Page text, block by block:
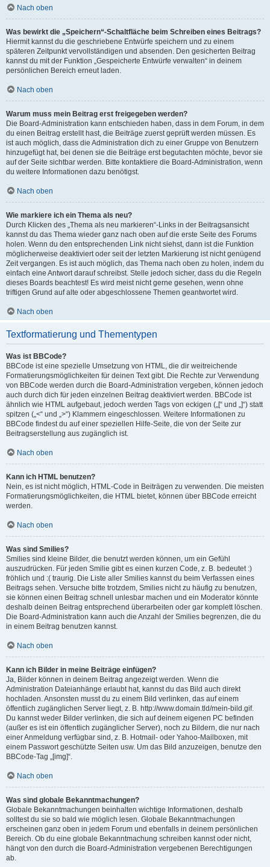
Nach oben
Was bewirkt die „Speichern“-Schaltfläche beim Schreiben eines Beitrags?
Hiermit kannst du die geschriebene Entwürfe speichern und zu einem
späteren Zeitpunkt vervollständigen und absenden. Den gesicherten Beitrag
kannst du mit der Funktion „Gespeicherte Entwürfe verwalten“ in deinem
persönlichen Bereich erneut laden.
Nach oben
Warum muss mein Beitrag erst freigegeben werden?
Die Board-Administration kann entschieden haben, dass in dem Forum, in dem
du einen Beitrag erstellt hast, die Beiträge zuerst geprüft werden müssen. Es
ist auch möglich, dass die Administration dich zu einer Gruppe von Benutzern
hinzugefügt hat, bei denen sie die Beiträge erst begutachten möchte, bevor sie
auf der Seite sichtbar werden. Bitte kontaktiere die Board-Administration, wenn
du weitere Informationen dazu benötigst.
Nach oben
Wie markiere ich ein Thema als neu?
Durch Klicken des „Thema als neu markieren“-Links in der Beitragsansicht
kannst du das Thema wieder ganz nach oben auf die erste Seite des Forums
holen. Wenn du den entsprechenden Link nicht siehst, dann ist die Funktion
möglicherweise deaktiviert oder seit der letzten Markierung ist nicht genügend
Zeit vergangen. Es ist auch möglich, das Thema nach oben zu holen, indem du
einfach eine Antwort darauf schreibst. Stelle jedoch sicher, dass du die Regeln
dieses Boards beachtest! Es wird meist nicht gerne gesehen, wenn ohne
triftigen Grund auf alte oder abgeschlossene Themen geantwortet wird.
Nach oben
Textformatierung und Thementypen
Was ist BBCode?
BBCode ist eine spezielle Umsetzung von HTML, die dir weitreichende
Formatierungsmöglichkeiten für deinen Text gibt. Die Rechte zur Verwendung
von BBCode werden durch die Board-Administration vergeben, können jedoch
auch durch dich für jeden einzelnen Beitrag deaktiviert werden. BBCode ist
ähnlich wie HTML aufgebaut, jedoch werden Tags von eckigen („[“ und „]“) statt
spitzen („<“ und „>“) Klammern eingeschlossen. Weitere Informationen zu
BBCode findest du auf einer speziellen Hilfe-Seite, die von der Seite zur
Beitragserstellung aus zugänglich ist.
Nach oben
Kann ich HTML benutzen?
Nein, es ist nicht möglich, HTML-Code in Beiträgen zu verwenden. Die meisten
Formatierungsmöglichkeiten, die HTML bietet, können über BBCode erreicht
werden.
Nach oben
Was sind Smilies?
Smilies sind kleine Bilder, die benutzt werden können, um ein Gefühl
auszudrücken. Für jeden Smilie gibt es einen kurzen Code, z. B. bedeutet :)
fröhlich und :( traurig. Die Liste aller Smilies kannst du beim Verfassen eines
Beitrags sehen. Versuche bitte trotzdem, Smilies nicht zu häufig zu benutzen,
sie können einen Beitrag schnell unlesbar machen und ein Moderator könnte
deshalb deinen Beitrag entsprechend überarbeiten oder gar komplett löschen.
Die Board-Administration kann auch die Anzahl der Smilies begrenzen, die du
in einem Beitrag benutzen kannst.
Nach oben
Kann ich Bilder in meine Beiträge einfügen?
Ja, Bilder können in deinem Beitrag angezeigt werden. Wenn die
Administration Dateianhänge erlaubt hat, kannst du das Bild auch direkt
hochladen. Ansonsten musst du zu einem Bild verlinken, das auf einem
öffentlich zugänglichen Server liegt, z. B. http://www.domain.tld/mein-bild.gif.
Du kannst weder Bilder verlinken, die sich auf deinem eigenen PC befinden
(außer es ist ein öffentlich zugänglicher Server), noch zu Bildern, die nur nach
einer Anmeldung verfügbar sind, z. B. Hotmail- oder Yahoo-Mailboxen, mit
einem Passwort geschützte Seiten usw. Um das Bild anzuzeigen, benutze den
BBCode-Tag „[img]“.
Nach oben
Was sind globale Bekanntmachungen?
Globale Bekanntmachungen beinhalten wichtige Informationen, deshalb
solltest du sie so bald wie möglich lesen. Globale Bekanntmachungen
erscheinen ganz oben in jedem Forum und ebenfalls in deinem persönlichen
Bereich. Ob du eine globale Bekanntmachung schreiben kannst oder nicht,
hängt von den durch die Board-Administration vergebenen Berechtigungen
ab.